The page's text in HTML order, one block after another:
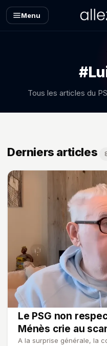
Menu
Tous les articles du
Derniers articles
Le PSG non
Ménès crie au
A la surprise générale, la